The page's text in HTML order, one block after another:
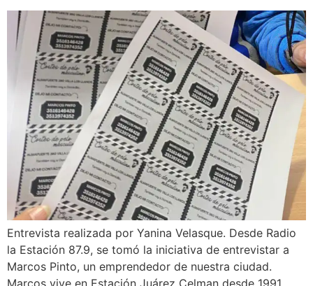
Entrevista realizada por Yanina Velasque. Desde Radio
la Estación 87.9, se tomó la iniciativa de entrevistar a
Marcos Pinto, un emprendedor de nuestra ciudad.
Marcos vive en Estación Juárez Celman desde 1991.